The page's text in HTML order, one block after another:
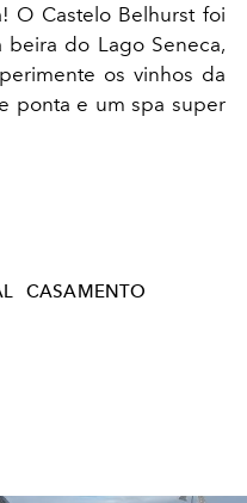
O Castelo Belhurst foi
do Lago Seneca,
os vinhos da
ponta e um spa super
CASAMENTO